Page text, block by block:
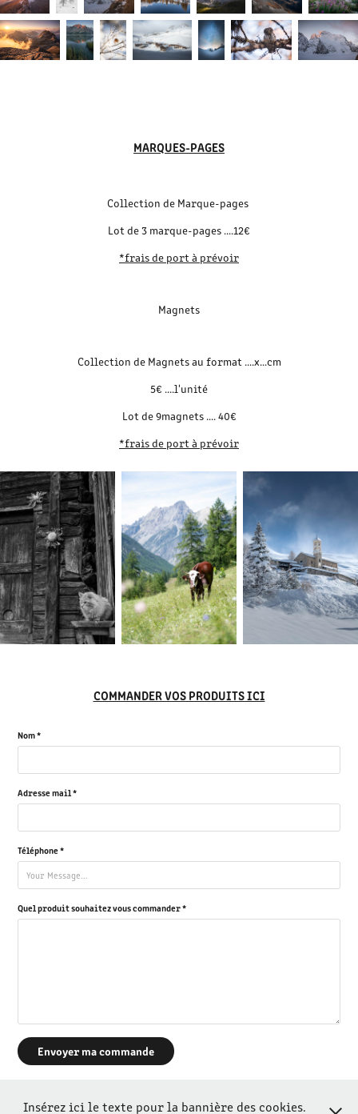
MARQUES-PAGES
Collection de Marque-pages
Lot de 3 marque-pages ....12€
*frais de port à prévoir
Magnets
Collection de Magnets au format ....x...cm
5€ ....l'unité
Lot de 9magnets .... 40€
*frais de port à prévoir
COMMANDER VOS PRODUITS ICI
Nom *
Adresse mail *
Téléphone *
Quel produit souhaitez vous commander *
Envoyer ma commande
Insérez ici le texte pour la bannière des cookies.